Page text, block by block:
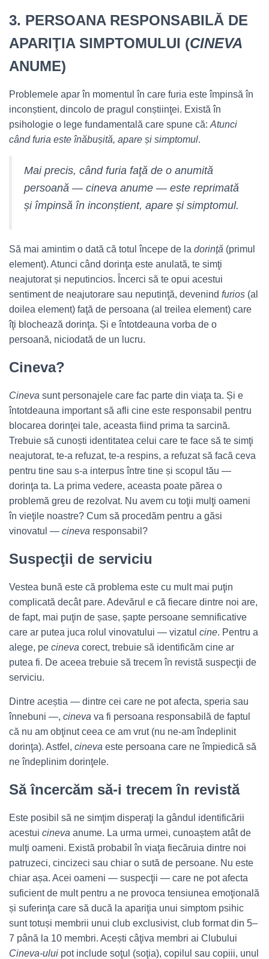
3. PERSOANA RESPONSABILĂ DE
APARIŢIA SIMPTOMULUI (CINEVA
ANUME)
Problemele apar în momentul în care furia este împinsă în
inconștient, dincolo de pragul conștiinţei. Există în
psihologie o lege fundamentală care spune că: Atunci
când furia este înăbușită, apare și simptomul.
Mai precis, când furia faţă de o anumită
persoană — cineva anume — este reprimată
și împinsă în inconștient, apare și simptomul.
Să mai amintim o dată că totul începe de la dorinţă (primul
element). Atunci când dorinţa este anulată, te simţi
neajutorat și neputincios. Încerci să te opui acestui
sentiment de neajutorare sau neputinţă, devenind furios (al
doilea element) faţă de persoana (al treilea element) care
îţi blochează dorinţa. Și e întotdeauna vorba de o
persoană, niciodată de un lucru.
Cineva?
Cineva sunt personajele care fac parte din viaţa ta. Și e
întotdeauna important să afli cine este responsabil pentru
blocarea dorinţei tale, aceasta fiind prima ta sarcină.
Trebuie să cunoști identitatea celui care te face să te simţi
neajutorat, te-a refuzat, te-a respins, a refuzat să facă ceva
pentru tine sau s-a interpus între tine și scopul tău —
dorinţa ta. La prima vedere, aceasta poate părea o
problemă greu de rezolvat. Nu avem cu toţii mulţi oameni
în vieţile noastre? Cum să procedăm pentru a găsi
vinovatul — cineva responsabil?
Suspecţii de serviciu
Vestea bună este că problema este cu mult mai puţin
complicată decât pare. Adevărul e că fiecare dintre noi are,
de fapt, mai puţin de șase, șapte persoane semnificative
care ar putea juca rolul vinovatului — vizatul cine. Pentru a
alege, pe cineva corect, trebuie să identificăm cine ar
putea fi. De aceea trebuie să trecem în revistă suspecţii de
serviciu.
Dintre aceștia — dintre cei care ne pot afecta, speria sau
înnebuni —, cineva va fi persoana responsabilă de faptul
că nu am obţinut ceea ce am vrut (nu ne-am îndeplinit
dorinţa). Astfel, cineva este persoana care ne împiedică să
ne îndeplinim dorinţele.
Să încercăm să-i trecem în revistă
Este posibil să ne simţim disperaţi la gândul identificării
acestui cineva anume. La urma urmei, cunoaștem atât de
mulţi oameni. Există probabil în viaţa fiecăruia dintre noi
patruzeci, cincizeci sau chiar o sută de persoane. Nu este
chiar așa. Acei oameni — suspecţii — care ne pot afecta
suficient de mult pentru a ne provoca tensiunea emoţională
și suferinţa care să ducă la apariţia unui simptom psihic
sunt totuși membrii unui club exclusivist, club format din 5–
7 până la 10 membri. Acești câţiva membri ai Clubului
Cineva-ului pot include soţul (soţia), copilul sau copiii, unul